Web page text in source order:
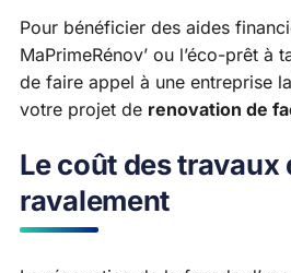
Pour bénéficier des aides
MaPrimeRénov’ ou l’éco-prêt à
de faire appel à une entreprise
votre projet de renovation de
Le coût des travaux
ravalement